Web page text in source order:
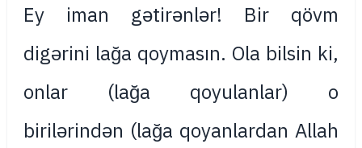
Ey iman gətirənlər! Bir qövm
digərini lağa qoymasın. Ola bilsin ki,
onlar (lağa qoyulanlar) o
birilərindən (lağa qoyanlardan Allah